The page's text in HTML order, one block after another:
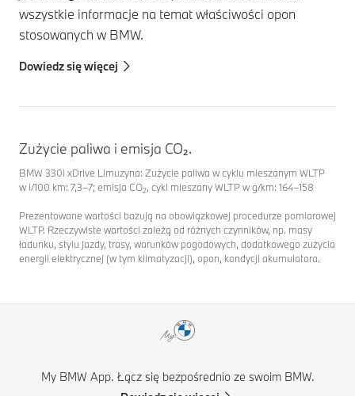
wszystkie informacje na temat właściwości opon
stosowanych w BMW.
Dowiedz się więcej
Zużycie paliwa i emisja CO₂.
BMW 330i xDrive Limuzyna: Zużycie paliwa w cyklu mieszanym WLTP
w l/100 km: 7,3–7; emisja CO2, cykl mieszany WLTP w g/km: 164–158
Prezentowane wartości bazują na obowiązkowej procedurze pomiarowej
WLTP. Rzeczywiste wartości zależą od różnych czynników, np. masy
ładunku, stylu jazdy, trasy, warunków pogodowych, dodatkowego zużycia
energii elektrycznej (w tym klimatyzacji), opon, kondycji akumulatora.
My BMW App. Łącz się bezpośrednio ze swoim BMW.